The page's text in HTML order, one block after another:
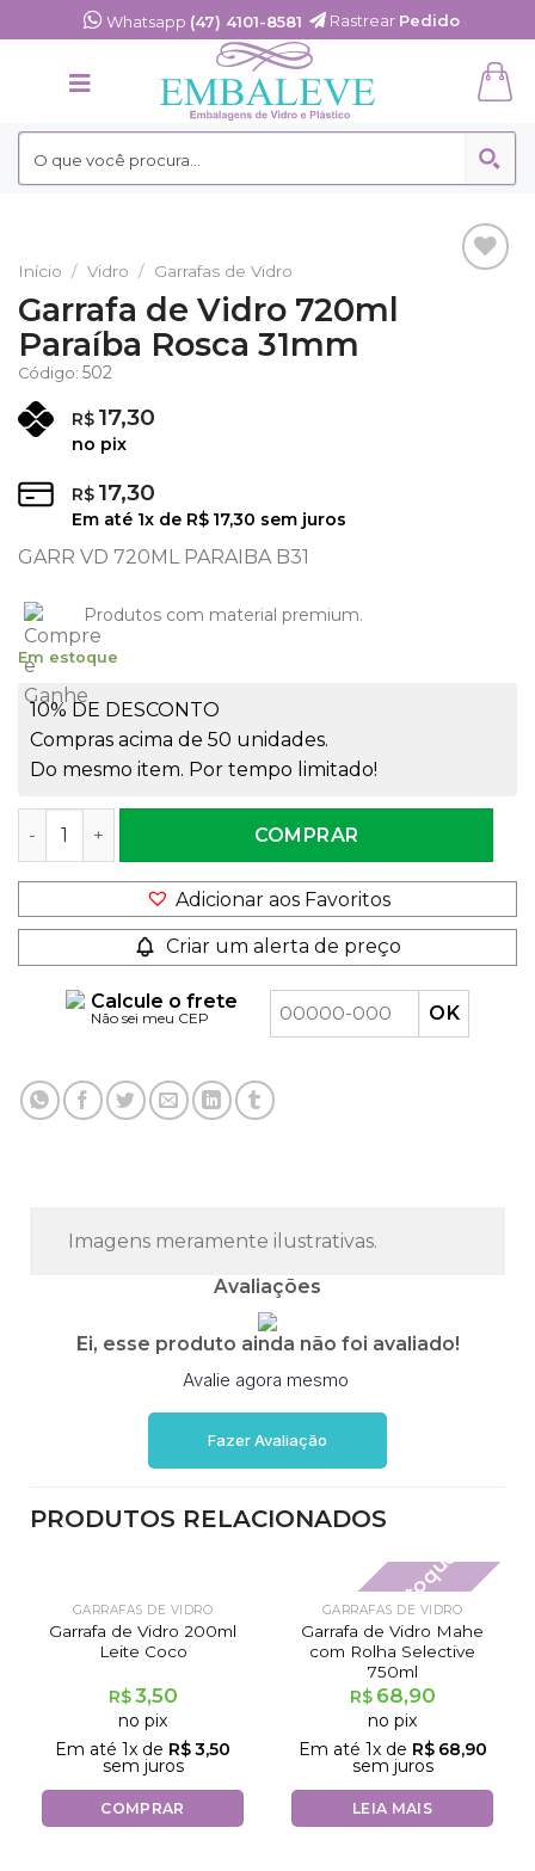
to
content
Whatsapp (47) 4101-8581 Rastrear Pedido
Início / Vidro / Garrafas de Vidro
Garrafa de Vidro 720ml
Paraíba Rosca 31mm
Código: 502
R$ 17,30
no pix
R$ 17,30
Em até 1x de R$ 17,30 sem juros
GARR VD 720ML PARAIBA B31
Produtos com material premium.
Em estoque
10% DE DESCONTO
Compras acima de 50 unidades.
Do mesmo item. Por tempo limitado!
COMPRAR
Adicionar aos Favoritos
Criar um alerta de preço
Calcule o frete
Não sei meu CEP
Imagens meramente ilustrativas.
Avaliações
Ei, esse produto ainda não foi avaliado!
Avalie agora mesmo
Fazer Avaliação
PRODUTOS RELACIONADOS
GARRAFAS DE VIDRO
Garrafa de Vidro 200ml
Leite Coco
R$3,50
no pix
Em até 1x de R$3,50
sem juros
COMPRAR
Fora de estoque
GARRAFAS DE VIDRO
Garrafa de Vidro Mahe
com Rolha Selective
750ml
R$ 68,90
no pix
Em até 1x de R$ 68,90
sem juros
LEIA MAIS